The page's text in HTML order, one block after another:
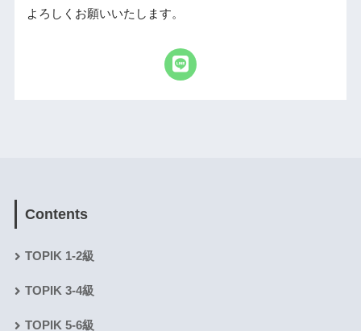
よろしくお願いいたします。
Contents
TOPIK 1-2級
TOPIK 3-4級
TOPIK 5-6級